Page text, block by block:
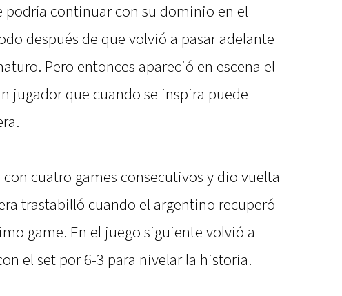
podría continuar con su dominio en el
después de que volvió a pasar adelante
Pero entonces apareció en escena el
jugador que cuando se inspira puede
cuatro games consecutivos y dio vuelta
trastabilló cuando el argentino recuperó
game. En el juego siguiente volvió a
el set por 6-3 para nivelar la historia.